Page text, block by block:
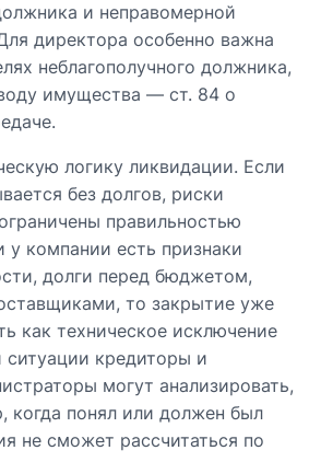
и неправомерной
директора особенно важна
неблагополучного должника,
имущества — ст. 84 о
логику ликвидации. Если
без долгов, риски
правильностью
компании есть признаки
долги перед бюджетом,
то закрытие уже
как техническое исключение
ситуации кредиторы и
могут анализировать,
когда понял или должен был
не сможет рассчитаться по